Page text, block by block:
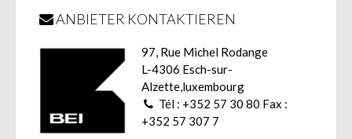
ANBIETER KONTAKTIEREN
97, Rue Michel Rodange
L-4306 Esch-sur-
Alzette,luxembourg
Tél : +352 57 30 80 Fax :
+352 57 307 7